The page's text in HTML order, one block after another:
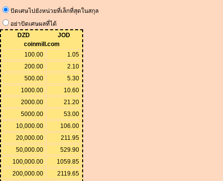
ปัดเศษไปยังหน่วยที่เล็กที่สุดในสกุล
อย่าปัดเศษผลที่ได้
DZD
JOD
coinmill.com
100.00
1.05
200.00
2.10
500.00
5.30
1000.00
10.60
2000.00
21.20
5000.00
53.00
10,000.00
106.00
20,000.00
211.95
50,000.00
529.90
100,000.00
1059.85
200,000.00
2119.65